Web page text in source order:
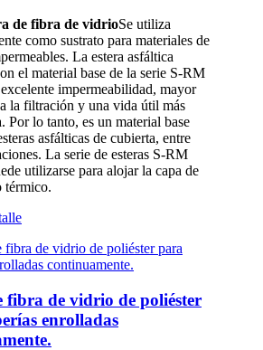
de fibra de vidrioSe utiliza
como sustrato para materiales de
La estera asfáltica
el material base de la serie S-RM
impermeabilidad, mayor
la filtración y una vida útil más
Por lo tanto, es un material base
asfálticas de cubierta, entre
La serie de esteras S-RM
utilizarse para alojar la capa de
térmico.
fibra de vidrio de poliéster
enrolladas